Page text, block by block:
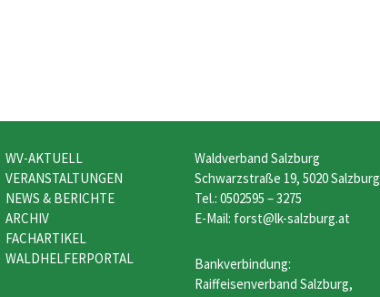
WV-AKTUELL
VERANSTALTUNGEN
NEWS & BERICHTE
ARCHIV
FACHARTIKEL
WALDHELFERPORTAL
Waldverband Salzburg
Schwarzstraße 19, 5020 Salzburg
Tel.: 0502595 – 3275
E-Mail: forst@lk-salzburg.at
Bankverbindung:
Raiffeisenverband Salzburg,